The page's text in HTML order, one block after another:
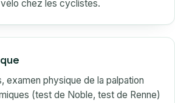
chez les cyclistes.
examen physique de la palpation
(test de Noble, test de Renne)